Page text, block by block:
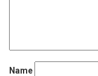
Name